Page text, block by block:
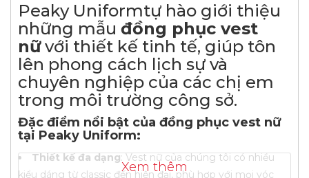
Peaky Uniformtự hào giới thiệu
những mẫu đồng phục vest
nữvới thiết kế tinh tế, giúp tôn
lên phong cách lịch sự và
chuyên nghiệp của các chị em
trong môi trường công sở.
Đặc điểm nổi bật của đồng phục vest nữ
tại Peaky Uniform:
Thiết kế đa dạng: Vest nữ của chúng tôi có nhiều
kiểu dáng từ classic đến hiện đại, phù hợp với mọi vóc
Xem thêm